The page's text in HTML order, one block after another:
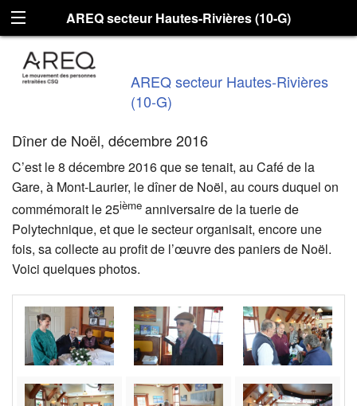
AREQ secteur Hautes-Rivières (10-G)
AREQ secteur Hautes-Rivières
(10-G)
Dîner de Noël, décembre 2016
C’est le 8 décembre 2016 que se tenait, au Café de la
Gare, à Mont-Laurier, le dîner de Noël, au cours duquel on
commémorait le 25ième anniversaire de la tuerie de
Polytechnique, et que le secteur organisait, encore une
fois, sa collecte au profit de l’œuvre des paniers de Noël.
Voici quelques photos.